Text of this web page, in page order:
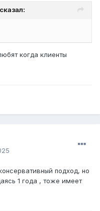
сказал:
когда клиенты
подход, но
1 года , тоже имеет